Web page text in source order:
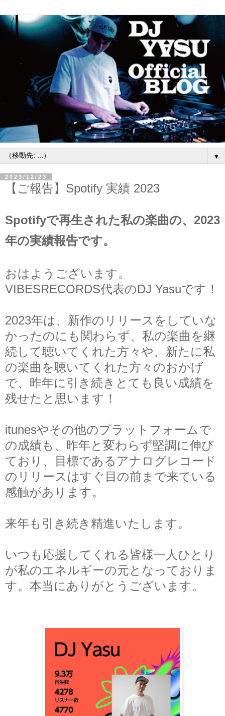
▼
2023/12/23
【ご報告】Spotify 実績 2023
Spotifyで再生された私の楽曲の、2023
年の実績報告です。
おはようございます。
VIBESRECORDS代表のDJ Yasuです！
2023年は、新作のリリースをしていな
かったのにも関わらず、私の楽曲を継
続して聴いてくれた方々や、新たに私
の楽曲を聴いてくれた方々のおかげ
で、昨年に引き続きとても良い成績を
残せたと思います！
itunesやその他のプラットフォームで
の成績も、昨年と変わらず堅調に伸び
ており、目標であるアナログレコード
のリリースはすぐ目の前まで来ている
感触があります。
来年も引き続き精進いたします。
いつも応援してくれる皆様一人ひとり
が私のエネルギーの元となっておりま
す。本当にありがとうございます。